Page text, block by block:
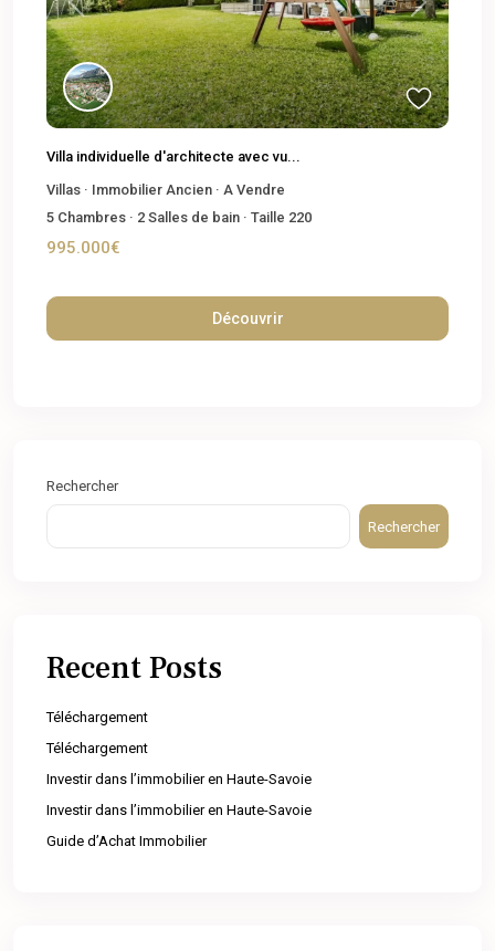
Previous Next
Villa individuelle d'architecte avec vu...
Villas · Immobilier Ancien · A Vendre
5 Chambres · 2 Salles de bain · Taille 220
995.000€
Découvrir
Rechercher
Rechercher
Recent Posts
Téléchargement
Téléchargement
Investir dans l’immobilier en Haute-Savoie
Investir dans l’immobilier en Haute-Savoie
Guide d’Achat Immobilier